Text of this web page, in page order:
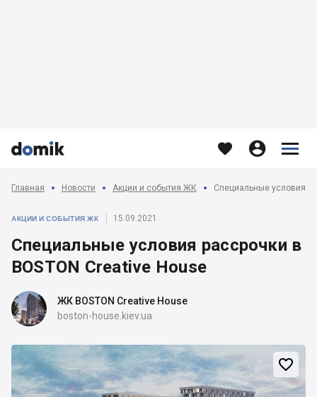


   


Главная Новости Акции и события ЖК Специальные условия
АКЦИИ И СОБЫТИЯ ЖК 15.09.2021
Специальные условия рассрочки в
BOSTON Creative House
ЖК BOSTON Creative House
boston-house.kiev.ua
